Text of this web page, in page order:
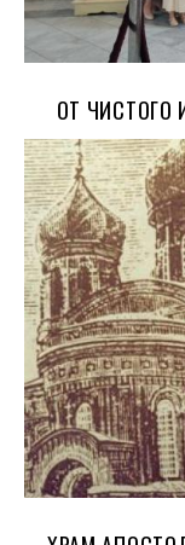
ОТ ЧИСТОГО